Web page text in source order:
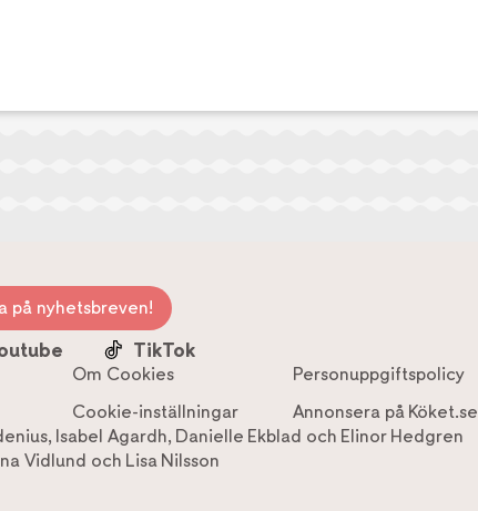
på nyhetsbreven!
TikTok
Om Cookies
Personuppgiftspolicy
Cookie-inställningar
Annonsera på Köket.se
, Isabel Agardh, Danielle Ekblad och Elinor Hedgren
Vidlund och Lisa Nilsson